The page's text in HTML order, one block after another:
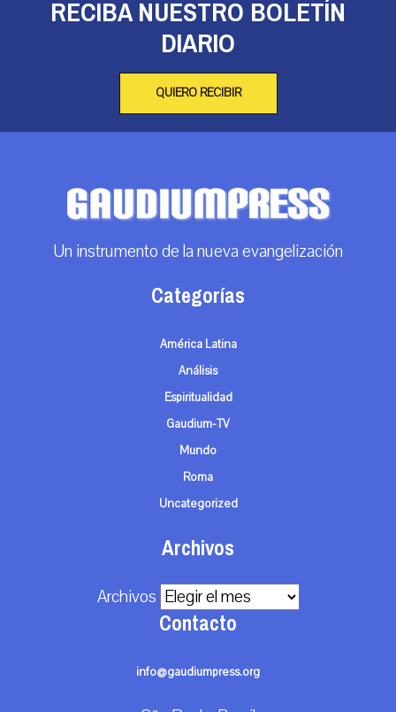
RECIBA NUESTRO BOLETÍN
DIARIO
QUIERO RECIBIR
Un instrumento de la nueva evangelización
Categorías
América Latina
Análisis
Espiritualidad
Gaudium-TV
Mundo
Roma
Uncategorized
Archivos
Archivos
Contacto
info@gaudiumpress.org